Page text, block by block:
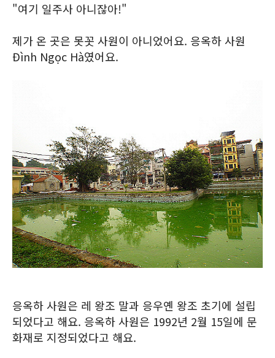
"여기 일주사 아니잖아!"
제가 온 곳은 못꼿 사원이 아니었어요. 응옥하 사원
Đình Ngọc Hà였어요.
응옥하 사원은 레 왕조 말과 응우옌 왕조 초기에 설립
되었다고 해요. 응옥하 사원은 1992년 2월 15일에 문
화재로 지정되었다고 해요.